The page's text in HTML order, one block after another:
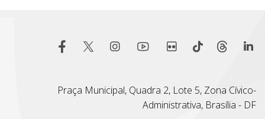
Praça Municipal, Quadra 2, Lote 5, Zona Cívico-
Administrativa, Brasília - DF